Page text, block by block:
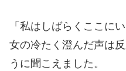
女の冷たく澄んだ声は